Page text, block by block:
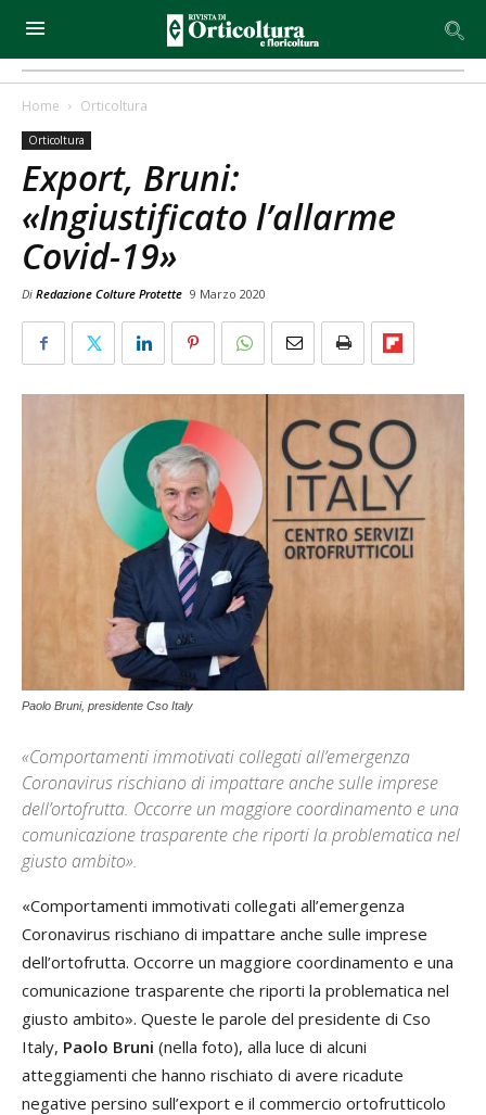
Home Orticoltura
Orticoltura
Export, Bruni:
«Ingiustificato l’allarme
Covid-19»
Di Redazione Colture Protette 9 Marzo 2020
Paolo Bruni, presidente Cso Italy
«Comportamenti immotivati collegati all’emergenza
Coronavirus rischiano di impattare anche sulle imprese
dell’ortofrutta. Occorre un maggiore coordinamento e una
comunicazione trasparente che riporti la problematica nel
giusto ambito».
«Comportamenti immotivati collegati all’emergenza
Coronavirus rischiano di impattare anche sulle imprese
dell’ortofrutta. Occorre un maggiore coordinamento e una
comunicazione trasparente che riporti la problematica nel
giusto ambito». Queste le parole del presidente di Cso
Italy, Paolo Bruni (nella foto), alla luce di alcuni
atteggiamenti che hanno rischiato di avere ricadute
negative persino sull’export e il commercio ortofrutticolo